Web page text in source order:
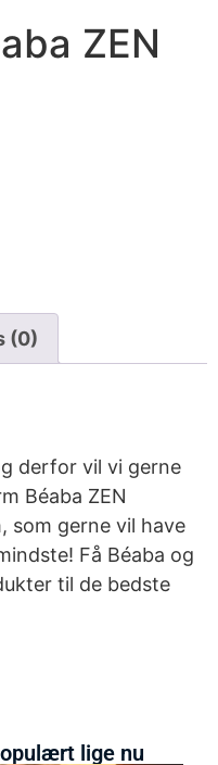
ZEN
(0)
derfor vil vi gerne
Béaba ZEN
som gerne vil have
Få Béaba og
til de bedste
lige nu